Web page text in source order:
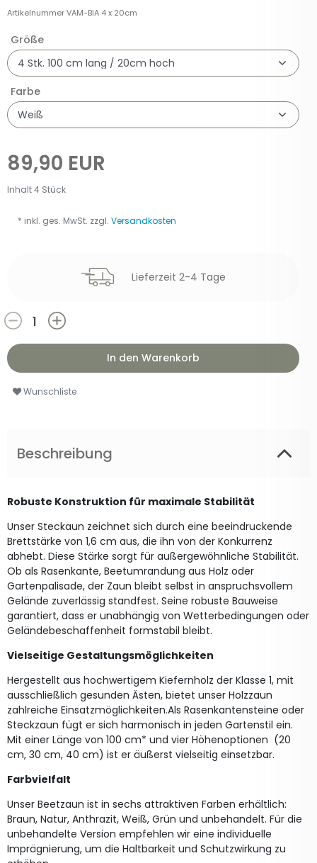
ArtikelnummerVAM-BIA 4 x 20cm
Größe
Farbe
89,90 EUR
Inhalt4 Stück
Lieferzeit 2-4 Tage
In den Warenkorb
Wunschliste
* inkl. ges. MwSt. zzgl. Versandkosten
Beschreibung
Robuste Konstruktion für maximale Stabilität
Unser Steckaun zeichnet sich durch eine beeindruckende
Brettstärke von 1,6 cm aus, die ihn von der Konkurrenz
abhebt. Diese Stärke sorgt für außergewöhnliche Stabilität.
Ob als Rasenkante, Beetumrandung aus Holz oder
Gartenpalisade, der Zaun bleibt selbst in anspruchsvollem
Gelände zuverlässig standfest. Seine robuste Bauweise
garantiert, dass er unabhängig von Wetterbedingungen oder
Geländebeschaffenheit formstabil bleibt.
Vielseitige Gestaltungsmöglichkeiten
Hergestellt aus hochwertigem Kiefernholz der Klasse 1, mit
ausschließlich gesunden Ästen, bietet unser Holzzaun
zahlreiche Einsatzmöglichkeiten.Als Rasenkantensteine oder
Steckzaun fügt er sich harmonisch in jeden Gartenstil ein.
Mit einer Länge von 100 cm* und vier Höhenoptionen (20
cm, 30 cm, 40 cm) ist er äußerst vielseitig einsetzbar.
Farbvielfalt
Unser Beetzaun ist in sechs attraktiven Farben erhältlich:
Braun, Natur, Anthrazit, Weiß, Grün und unbehandelt. Für die
unbehandelte Version empfehlen wir eine individuelle
Imprägnierung, um die Haltbarkeit und Schutzwirkung zu